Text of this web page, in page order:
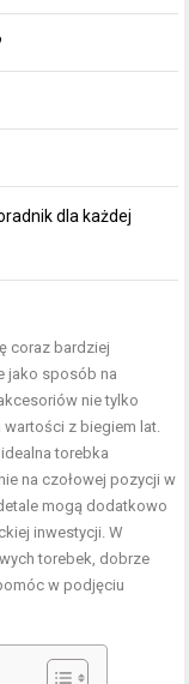
dla każdej
coraz bardziej
jako sposób na
nie tylko
wartości z biegiem lat.
torebka
na czołowej pozycji w
mogą dodatkowo
inwestycji. W
torebek, dobrze
w podjęciu